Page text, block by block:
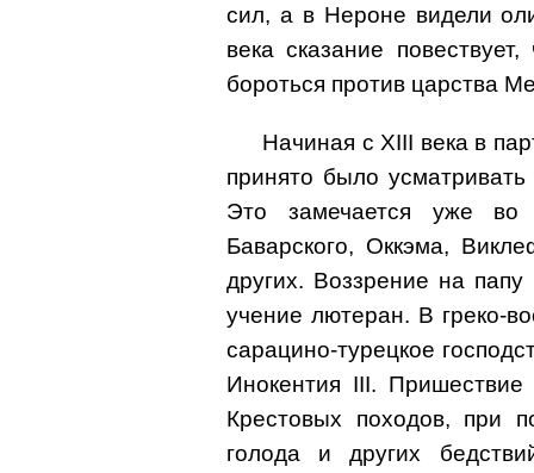
сил, а в Нероне видели
века сказание
бороться против царства
Начиная с ХIII века в
принято было
Это замечается уже во
Баварского, Оккэма,
других. Воззрение на
учение лютеран. В греко-
сарацино-турецкое
Инокентия III.
Крестовых походов, при
голода и других